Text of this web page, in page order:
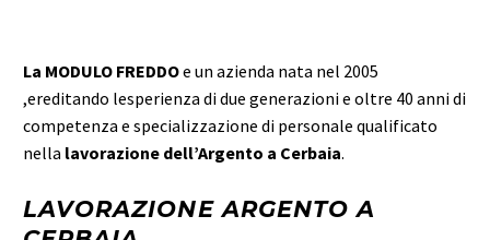
La MODULO FREDDOe un azienda nata nel 2005
,ereditando lesperienza di due generazioni e oltre 40 anni di
competenza e specializzazione di personale qualificato
nella lavorazione dell’Argento a Cerbaia.
LAVORAZIONE ARGENTO A